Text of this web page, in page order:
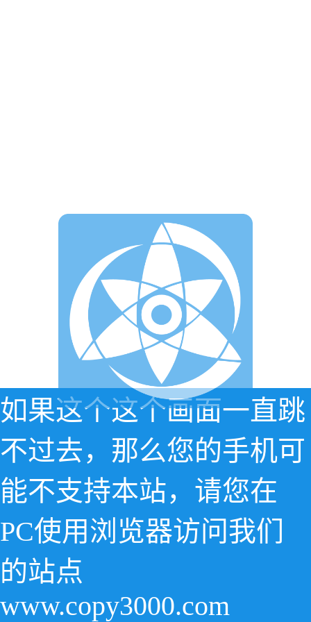
如果这个这个画面一直跳
不过去，那么您的手机可
能不支持本站，请您在
PC使用浏览器访问我们
的站点
www.copy3000.com